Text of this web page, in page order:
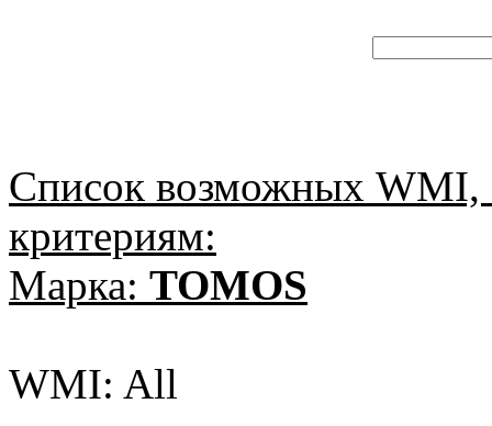
Список возможных
критериям:
Марка: TOMOS
WMI: All